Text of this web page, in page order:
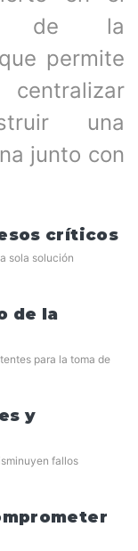
de la
permite
una
junto con
críticos
sola solución
de la
para la toma de
y
fallos